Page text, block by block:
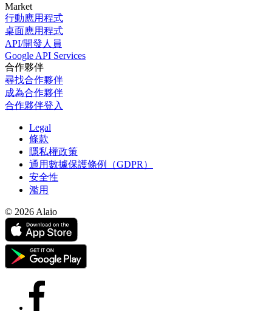
Market
行動應用程式
桌面應用程式
API/開發人員
Google API Services
合作夥伴
尋找合作夥伴
成為合作夥伴
合作夥伴登入
Legal
條款
隱私權政策
通用數據保護條例（GDPR）
安全性
濫用
© 2026 Alaio